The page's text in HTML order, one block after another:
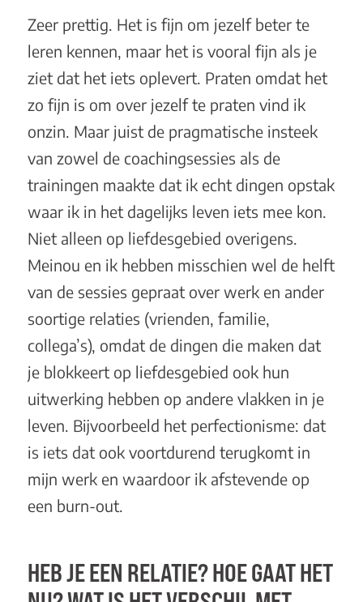
Zeer prettig. Het is fijn om jezelf beter te
leren kennen, maar het is vooral fijn als je
ziet dat het iets oplevert. Praten omdat het
zo fijn is om over jezelf te praten vind ik
onzin. Maar juist de pragmatische insteek
van zowel de coachingsessies als de
trainingen maakte dat ik echt dingen opstak
waar ik in het dagelijks leven iets mee kon.
Niet alleen op liefdesgebied overigens.
Meinou en ik hebben misschien wel de helft
van de sessies gepraat over werk en ander
soortige relaties (vrienden, familie,
collega’s), omdat de dingen die maken dat
je blokkeert op liefdesgebied ook hun
uitwerking hebben op andere vlakken in je
leven. Bijvoorbeeld het perfectionisme: dat
is iets dat ook voortdurend terugkomt in
mijn werk en waardoor ik afstevende op
een burn-out.
HEB JE EEN RELATIE? HOE GAAT HET